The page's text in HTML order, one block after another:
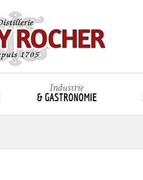
Industrie
& GASTRONOMIE